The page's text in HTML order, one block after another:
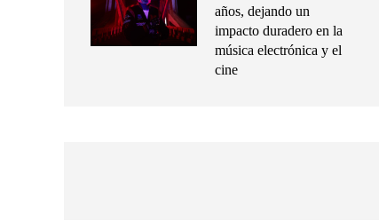
años, dejando un
impacto duradero en la
música electrónica y el
cine